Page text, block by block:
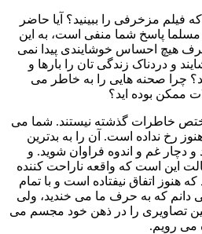
فیلم مزخرفی را ببینید؟ آیا حاضر
مسلما پاسخ شما منفی است، به این
هیچ احساس خوشایندی پیدا نمی
و دردناک زندگی تان را بارها و
چرا صحنه هایی را به خاطر می
ممکن بوده اید؟
مختص خاطرات گذشته نیستند. شما می
رخ نداده است. آن را به بدترین
دچار غم و اندوه فراوان شوید. و
این است که واقعه ناراحت کننده
هنوز اتفاق نیفتاده است و با تمام
دانم که به حرف ما می خندید، ولی
تصاویری را در ذهن خود مجسم می
می رویم.